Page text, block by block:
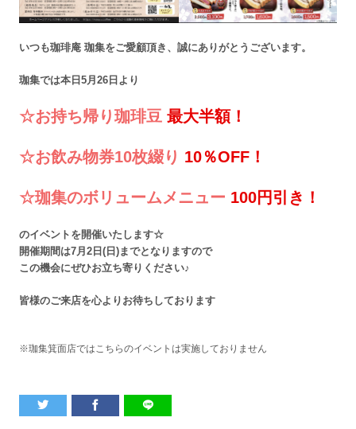
いつも珈琲庵 珈集をご愛顧頂き、 誠にありがとうございます。
珈集では本日5月26日より
☆お持ち帰り珈琲豆 最大半額！
☆お飲み物券10枚綴り 10％OFF！
☆珈集のボリュームメニュー 100円引き！
のイベントを開催いたします☆
開催期間は7月2日(日)までとなりますので
この機会にぜひお立ち寄りください♪
皆様のご来店を心よりお待ちしております
※珈集箕面店ではこちらのイベントは実施しておりません